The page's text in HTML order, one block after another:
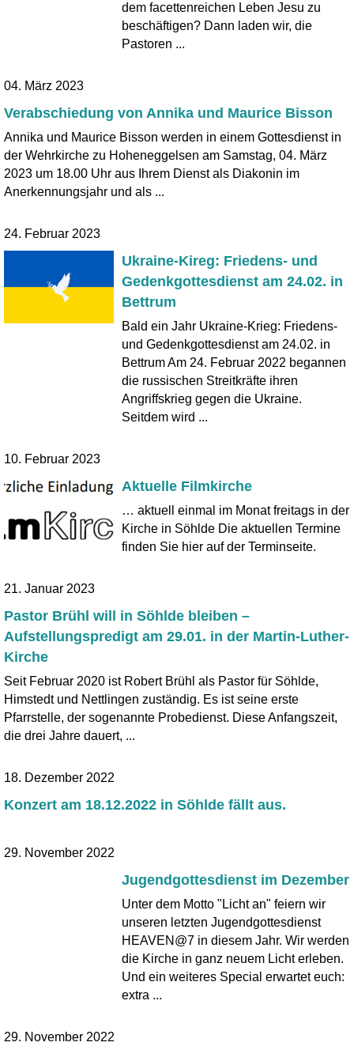
dem facettenreichen Leben Jesu zu
beschäftigen? Dann laden wir, die
Pastoren ...
04. März 2023
Verabschiedung von Annika und Maurice Bisson
Annika und Maurice Bisson werden in einem Gottesdienst in
der Wehrkirche zu Hoheneggelsen am Samstag, 04. März
2023 um 18.00 Uhr aus Ihrem Dienst als Diakonin im
Anerkennungsjahr und als ...
24. Februar 2023
Ukraine-Kireg: Friedens- und
Gedenkgottesdienst am 24.02. in
Bettrum
Bald ein Jahr Ukraine-Krieg: Friedens-
und Gedenkgottesdienst am 24.02. in
Bettrum Am 24. Februar 2022 begannen
die russischen Streitkräfte ihren
Angriffskrieg gegen die Ukraine.
Seitdem wird ...
10. Februar 2023
Aktuelle Filmkirche
… aktuell einmal im Monat freitags in der
Kirche in Söhlde Die aktuellen Termine
finden Sie hier auf der Terminseite.
21. Januar 2023
Pastor Brühl will in Söhlde bleiben –
Aufstellungspredigt am 29.01. in der Martin-Luther-
Kirche
Seit Februar 2020 ist Robert Brühl als Pastor für Söhlde,
Himstedt und Nettlingen zuständig. Es ist seine erste
Pfarrstelle, der sogenannte Probedienst. Diese Anfangszeit,
die drei Jahre dauert, ...
18. Dezember 2022
Konzert am 18.12.2022 in Söhlde fällt aus.
29. November 2022
Jugendgottesdienst im Dezember
Unter dem Motto "Licht an" feiern wir
unseren letzten Jugendgottesdienst
HEAVEN@7 in diesem Jahr. Wir werden
die Kirche in ganz neuem Licht erleben.
Und ein weiteres Special erwartet euch:
extra ...
29. November 2022